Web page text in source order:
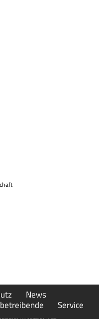
News
Service